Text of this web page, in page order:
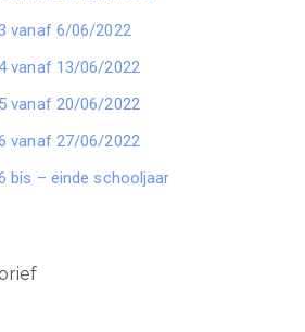
vanaf 6/06/2022
vanaf 13/06/2022
vanaf 20/06/2022
vanaf 27/06/2022
bis – einde schooljaar